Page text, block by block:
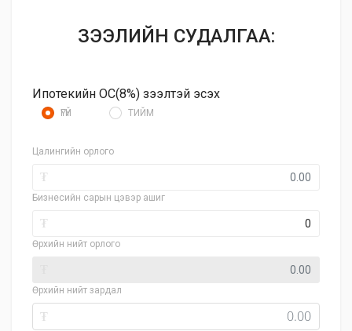
ЗЭЭЛИЙН СУДАЛГАА:
Ипотекийн ОС(8%) зээлтэй эсэх
ҮГҮЙ ТИЙМ
Цалингийн орлого
₮
Бизнесийн сарын цэвэр ашиг
₮
Өрхийн нийт орлого
Өрхийн нийт зардал
₮